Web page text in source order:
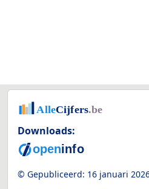
Downloads:
© Gepubliceerd: 16 januari